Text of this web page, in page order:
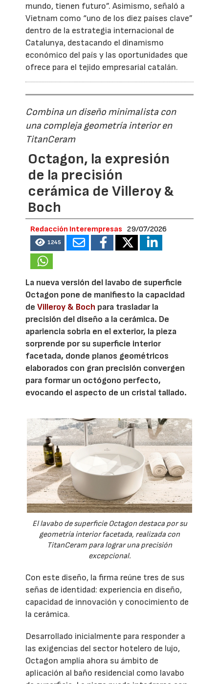
mundo, tienen futuro”. Asimismo, señaló a
Vietnam como “uno de los diez países clave”
dentro de la estrategia internacional de
Catalunya, destacando el dinamismo
económico del país y las oportunidades que
ofrece para el tejido empresarial catalán.
Combina un diseño minimalista con
una compleja geometría interior en
TitanCeram
Octagon, la expresión
de la precisión
cerámica de Villeroy &
Boch
Redacción Interempresas 29/07/2026
1245
La nueva versión del lavabo de superficie
Octagon pone de manifiesto la capacidad
deVilleroy & Boch para trasladar la
precisión del diseño a la cerámica. De
apariencia sobria en el exterior, la pieza
sorprende por su superficie interior
facetada, donde planos geométricos
elaborados con gran precisión convergen
para formar un octógono perfecto,
evocando el aspecto de un cristal tallado.
El lavabo de superficie Octagon destaca por su
geometría interior facetada, realizada con
TitanCeram para lograr una precisión
excepcional.
Con este diseño, la firma reúne tres de sus
señas de identidad: experiencia en diseño,
capacidad de innovación y conocimiento de
la cerámica.
Desarrollado inicialmente para responder a
las exigencias del sector hotelero de lujo,
Octagon amplía ahora su ámbito de
aplicación al baño residencial como lavabo